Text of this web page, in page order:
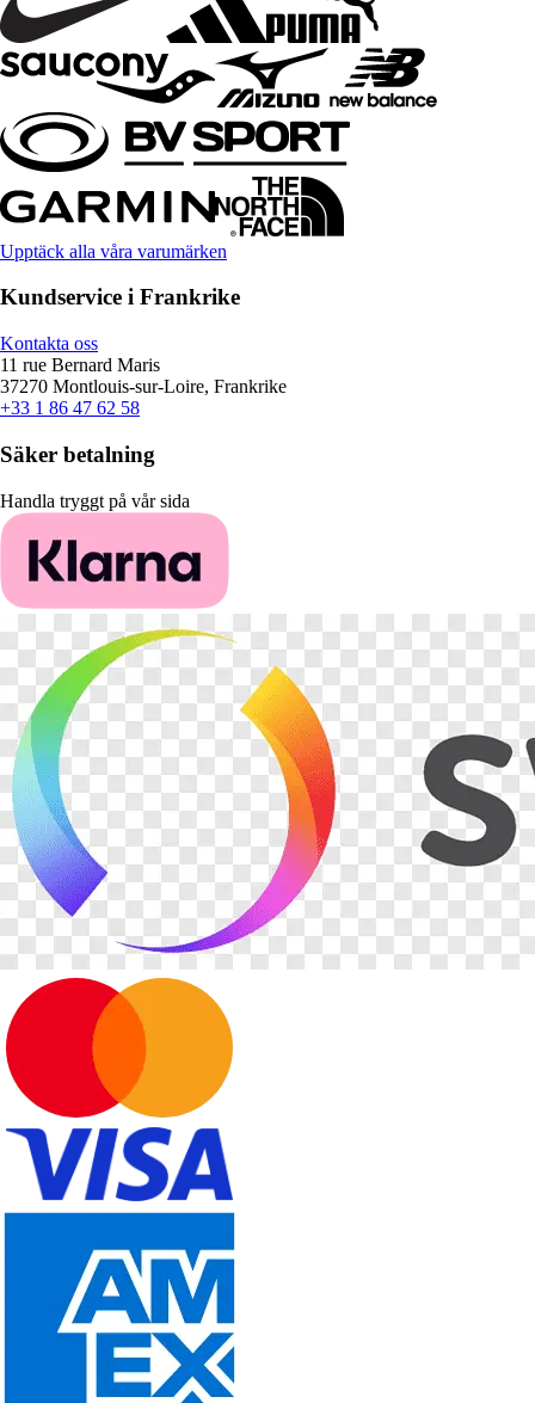
Upptäck alla våra varumärken
Kundservice i Frankrike
Kontakta oss
11 rue Bernard Maris
37270 Montlouis-sur-Loire, Frankrike
+33 1 86 47 62 58
Säker betalning
Handla tryggt på vår sida